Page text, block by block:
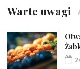
Warte uwagi